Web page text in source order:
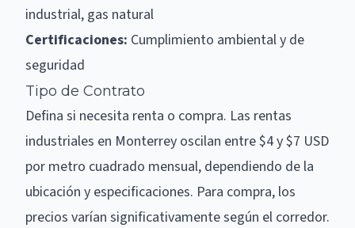
industrial, gas natural
Certificaciones: Cumplimiento ambiental y de
seguridad
Tipo de Contrato
Defina si necesita renta o compra. Las rentas
industriales en Monterrey oscilan entre $4 y $7 USD
por metro cuadrado mensual, dependiendo de la
ubicación y especificaciones. Para compra, los
precios varían significativamente según el corredor.